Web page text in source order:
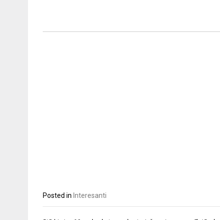
Posted in Interesanti